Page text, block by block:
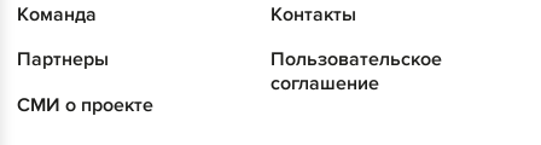
Команда
Партнеры
СМИ о проекте
Контакты
Пользовательское
соглашение